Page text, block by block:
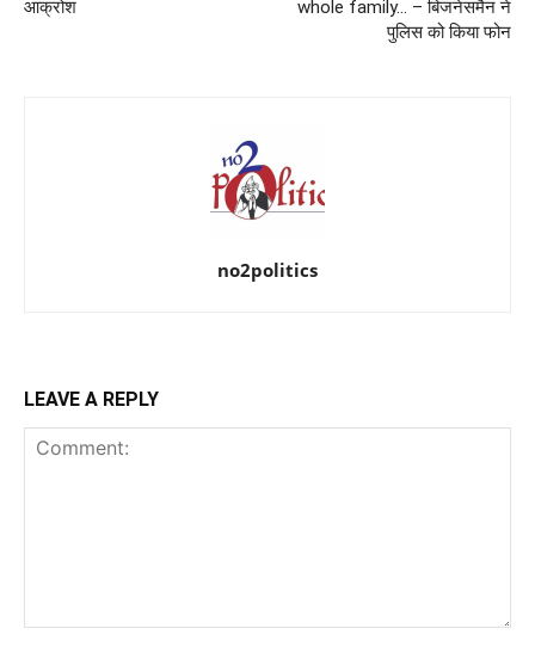
आक्रोश
whole family… – बिजनेसमैन ने
पुलिस को किया फोन
no2politics
LEAVE A REPLY